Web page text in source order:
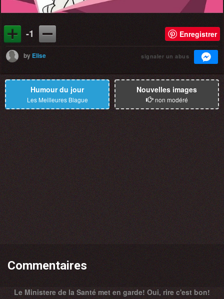
-1 Enregistrer
by Elise signaler un abus
Humour du jour
Les Meilleures Blague
Nouvelles images
non modéré
Commentaires
Le Ministere de la Santé met en garde! Oui, rire c'est bon!